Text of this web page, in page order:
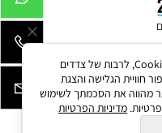
לידיעתך, באתרנו נעשה שימוש בקבצי Cookies, לרבות של צדדים
חוויית הגלישה והצגת
מהווה את הסכמתך לשימוש
מדיניות הפרטיות